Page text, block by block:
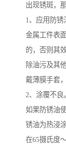
出现锈斑，
1、应用防锈
金属工件表
的，否则其
除油污及其
戴薄膜手套
2、涂覆不良。
如果防锈油
锈油为热浸
在65摄氏度